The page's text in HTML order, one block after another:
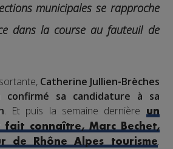
municipales se rapproche
dans la course au fauteuil de
Catherine Jullien-Brèches
confirmé sa candidature à sa
. Et puis la semaine dernière
un
fait connaître, Marc Bechet,
de Rhône Alpes tourisme.